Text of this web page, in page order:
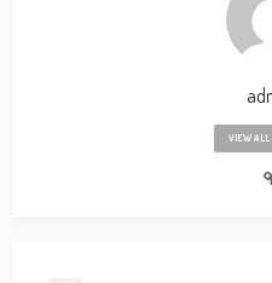
VIEW ALL